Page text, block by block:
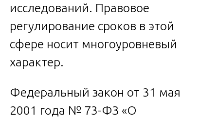
исследований. Правовое
регулирование сроков в этой
сфере носит многоуровневый
характер.
Федеральный закон от 31 мая
2001 года № 73-ФЗ «О